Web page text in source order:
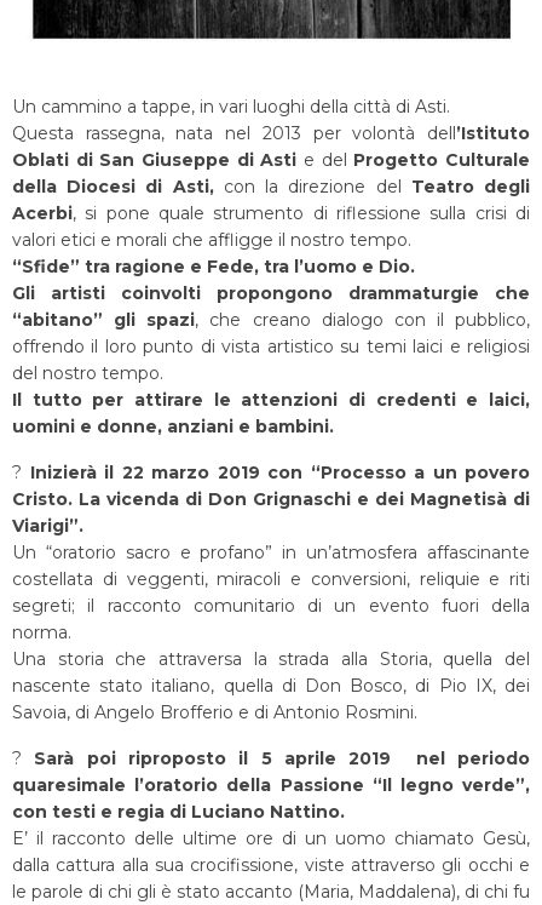
Un cammino a tappe, in vari luoghi della città di Asti.
Questa rassegna, nata nel 2013 per volontà dell’Istituto
Oblati di San Giuseppe di Asti e del Progetto Culturale
della Diocesi di Asti,con la direzione del Teatro degli
Acerbi, si pone quale strumento di riflessione sulla crisi di
valori etici e morali che affligge il nostro tempo.
“Sfide” tra ragione e Fede, tra l’uomo e Dio.
Gli artisti coinvolti propongono drammaturgie che
“abitano” gli spazi, che creano dialogo con il pubblico,
offrendo il loro punto di vista artistico su temi laici e religiosi
del nostro tempo.
Il tutto per attirare le attenzioni di credenti e laici,
uomini e donne, anziani e bambini.
? Inizierà il 22 marzo 2019 con “Processo a un povero
Cristo. La vicenda di Don Grignaschi e dei Magnetisà di
Viarigi”.
Un “oratorio sacro e profano” in un’atmosfera affascinante
costellata di veggenti, miracoli e conversioni, reliquie e riti
segreti; il racconto comunitario di un evento fuori della
norma.
Una storia che attraversa la strada alla Storia, quella del
nascente stato italiano, quella di Don Bosco, di Pio IX, dei
Savoia, di Angelo Brofferio e di Antonio Rosmini.
? Sarà poi riproposto il 5 aprile 2019 nel periodo
quaresimale l’oratorio della Passione “Il legno verde”,
con testi e regia di Luciano Nattino.
E’ il racconto delle ultime ore di un uomo chiamato Gesù,
dalla cattura alla sua crocifissione, viste attraverso gli occhi e
le parole di chi gli è stato accanto (Maria, Maddalena), di chi fu